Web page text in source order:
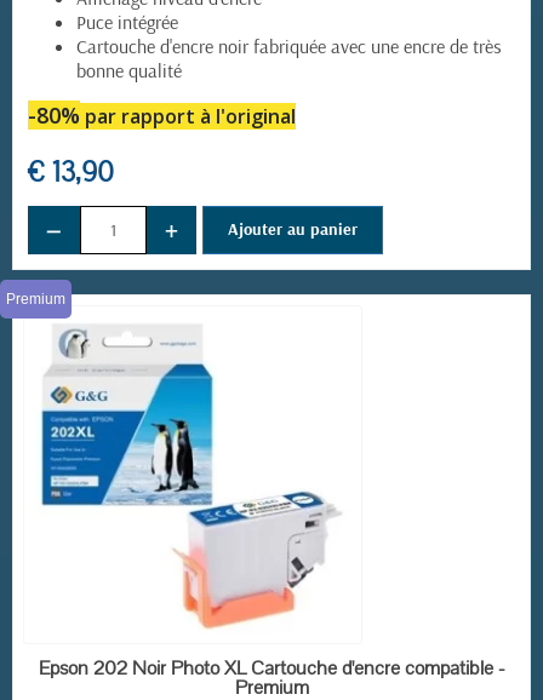
Puce intégrée
Cartouche d'encre noir fabriquée avec une encre de très
bonne qualité
-80% par rapport à l'original
€ 13,90
− + Ajouter au panier
EN STOCK
Premium
Epson 202 Noir Photo XL Cartouche d'encre compatible -
Premium